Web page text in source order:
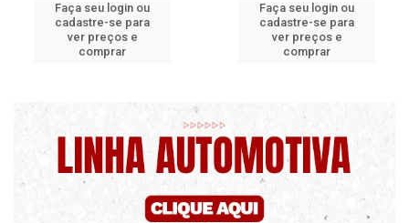
Faça seu login ou
cadastre-se para
ver preços e
comprar
Faça seu login ou
cadastre-se para
ver preços e
comprar